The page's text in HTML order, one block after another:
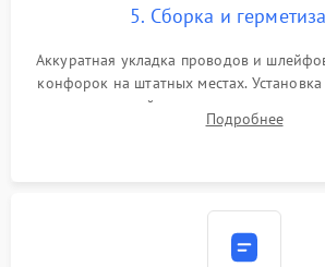
5. Сборка и
Аккуратная укладка проводов и
конфорок на штатных местах.
проверкой равномерности
термостойкого герметика или укладка
Подробнее